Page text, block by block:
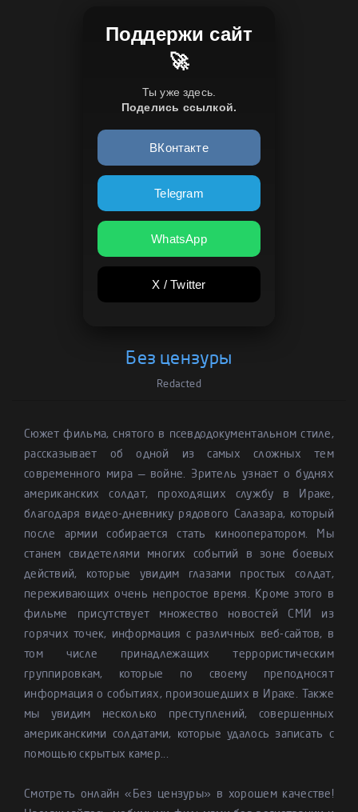
Поддержи сайт
🚀
Ты уже здесь.
Поделись ссылкой.
ВКонтакте
Telegram
WhatsApp
X / Twitter
Без цензуры
Redacted
Сюжет фильма, снятого в псевдодокументальном стиле,
рассказывает об одной из самых сложных тем
современного мира — войне. Зритель узнает о буднях
американских солдат, проходящих службу в Ираке,
благодаря видео-дневнику рядового Салазара, который
после армии собирается стать кинооператором. Мы
станем свидетелями многих событий в зоне боевых
действий, которые увидим глазами простых солдат,
переживающих очень непростое время. Кроме этого в
фильме присутствует множество новостей СМИ из
горячих точек, информация с различных веб-сайтов, в
том числе принадлежащих террористическим
группировкам, которые по своему преподносят
информация о событиях, произошедших в Ираке. Также
мы увидим несколько преступлений, совершенных
американскими солдатами, которые удалось записать с
помощью скрытых камер...
Смотреть онлайн «Без цензуры» в хорошем качестве!